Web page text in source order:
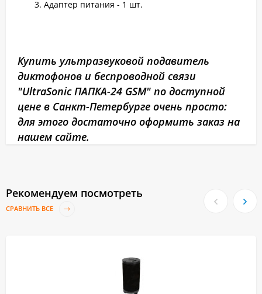
Адаптер питания - 1 шт.
Купить ультразвуковой подавитель
диктофонов и беспроводной связи
"UltraSonic ПАПКА-24 GSM" по доступной
цене в Санкт-Петербурге очень просто:
для этого достаточно оформить заказ на
нашем сайте.
Рекомендуем посмотреть
СРАВНИТЬ ВСЕ